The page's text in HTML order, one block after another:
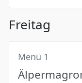
Freitag
Menü 1